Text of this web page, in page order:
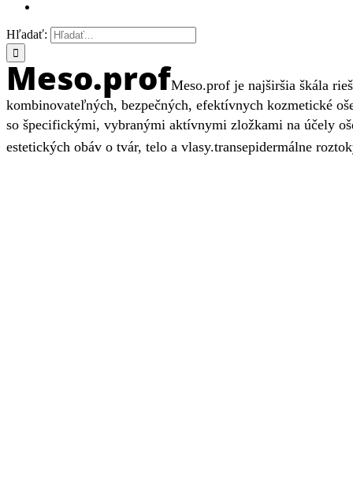
Hľadať:
Meso.profMeso.prof je najširšia škála
kombinovateľných, bezpečných, efektívnych kozmetické
so špecifickými, vybranými aktívnymi zložkami na účely
estetických obáv o tvár, telo a vlasy.transepidermálne